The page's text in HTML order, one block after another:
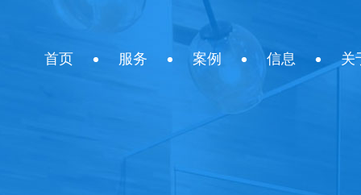
首页 服务 案例 信息 关